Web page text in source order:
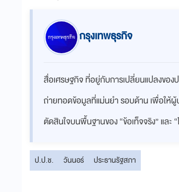
กรุงเทพธุรกิจ
สื่อเศรษฐกิจ ที่อยู่กับการเปลี่ยนแปลงของ
ถ่ายทอดข้อมูลที่แม่นยำ รอบด้าน เพื่อให้
ตัดสินใจบนพื้นฐานของ “ข้อเท็จจริง” และ
ป.ป.ช. วันนอร์ ประธานรัฐสภา